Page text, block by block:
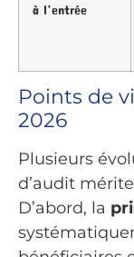
à l’entrée
Points de
2026
Plusieurs
d’audit
D’abord, la